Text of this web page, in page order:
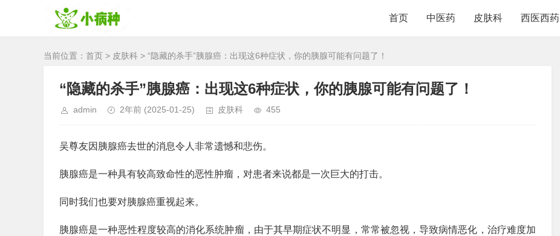
首页 中医药 皮肤科 西医西药
当前位置： 首页 > 皮肤科 > “隐藏的杀手”胰腺癌：出现这6种症状，你的胰腺可能有问题了！
“隐藏的杀手”胰腺癌：出现这6种症状，你的胰腺可能有问题了！
admin 2年前 (2025-01-25) 皮肤科 455
吴尊友因胰腺癌去世的消息令人非常遗憾和悲伤。
胰腺癌是一种具有较高致命性的恶性肿瘤，对患者来说都是一次巨大的打击。
同时我们也要对胰腺癌重视起来。
胰腺癌是一种恶性程度较高的消化系统肿瘤，由于其早期症状不明显，常常被忽视，导致病情恶化，治疗难度加